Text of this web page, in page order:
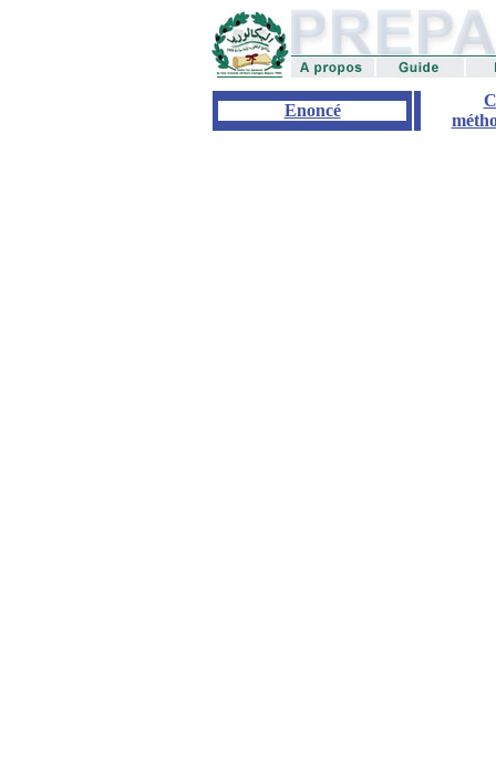
Enoncé